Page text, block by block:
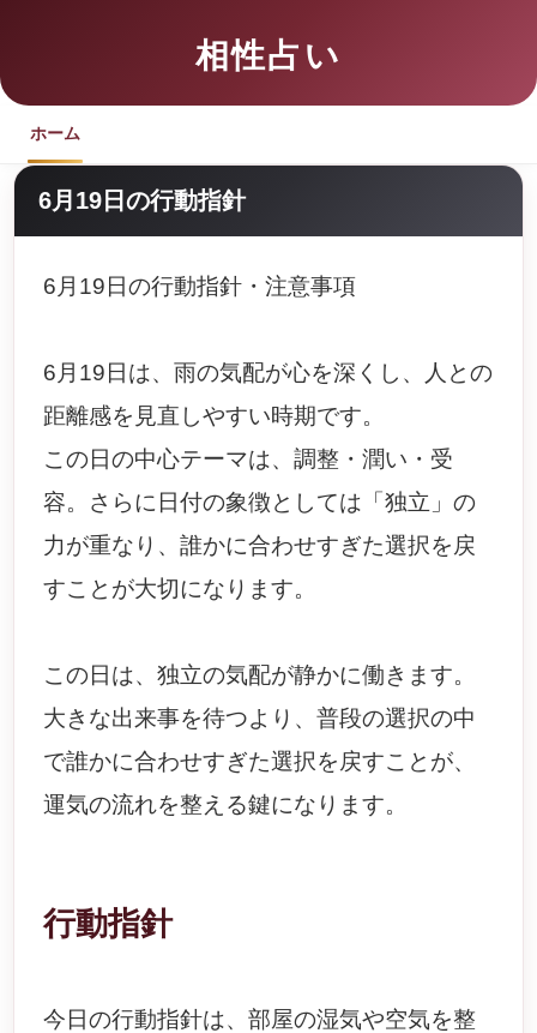
相性占い
ホーム
6月19日の行動指針
6月19日の行動指針・注意事項
6月19日は、雨の気配が心を深くし、人との
距離感を見直しやすい時期です。
この日の中心テーマは、調整・潤い・受
容。さらに日付の象徴としては「独立」の
力が重なり、誰かに合わせすぎた選択を戻
すことが大切になります。
この日は、独立の気配が静かに働きます。
大きな出来事を待つより、普段の選択の中
で誰かに合わせすぎた選択を戻すことが、
運気の流れを整える鍵になります。
行動指針
今日の行動指針は、部屋の湿気や空気を整